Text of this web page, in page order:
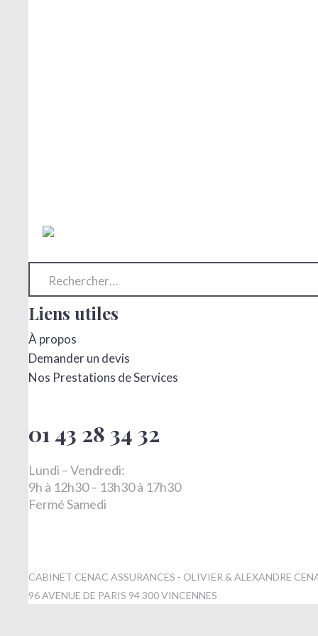
Liens utiles
À propos
Demander un devis
Nos Prestations de Services
01 43 28 34 32
Lundi – Vendredi:
9h à 12h30 – 13h30 à 17h30
Fermé Samedi
CABINET CENAC ASSURANCES - OLIVIER & ALEXANDRE
96 AVENUE DE PARIS 94 300 VINCENNES